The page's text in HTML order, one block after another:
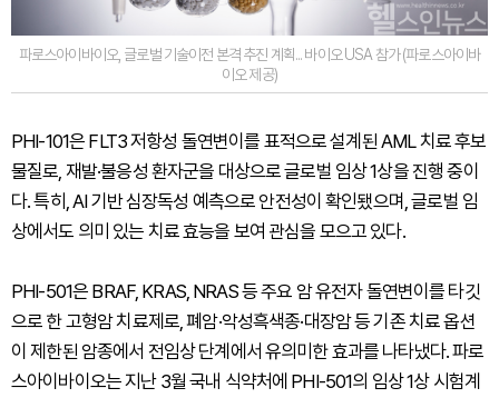
파로스아이바이오, 글로벌 기술이전 본격 추진 계획... 바이오 USA 참가 (파로스아이바
이오 제공)
PHI-101은 FLT3 저항성 돌연변이를 표적으로 설계된 AML 치료 후보
물질로, 재발·불응성 환자군을 대상으로 글로벌 임상 1상을 진행 중이
다. 특히, AI 기반 심장독성 예측으로 안전성이 확인됐으며, 글로벌 임
상에서도 의미 있는 치료 효능을 보여 관심을 모으고 있다.
PHI-501은 BRAF, KRAS, NRAS 등 주요 암 유전자 돌연변이를 타깃
으로 한 고형암 치료제로, 폐암·악성흑색종·대장암 등 기존 치료 옵션
이 제한된 암종에서 전임상 단계에서 유의미한 효과를 나타냈다. 파로
스아이바이오는 지난 3월 국내 식약처에 PHI-501의 임상 1상 시험계